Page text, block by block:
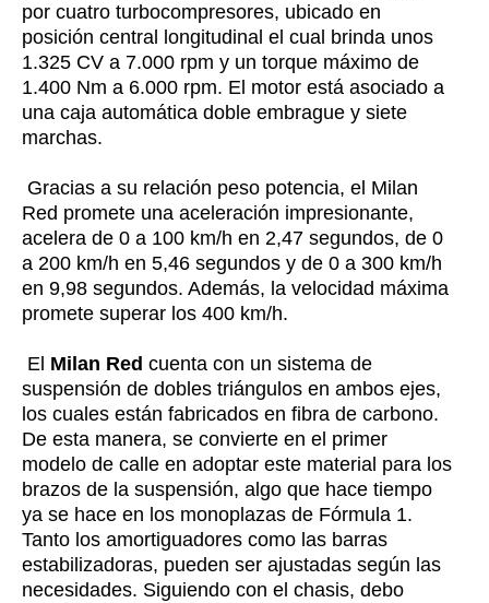
por cuatro turbocompresores, ubicado en
posición central longitudinal el cual brinda unos
1.325 CV a 7.000 rpm y un torque máximo de
1.400 Nm a 6.000 rpm. El motor está asociado a
una caja automática doble embrague y siete
marchas.
Gracias a su relación peso potencia, el Milan
Red promete una aceleración impresionante,
acelera de 0 a 100 km/h en 2,47 segundos, de 0
a 200 km/h en 5,46 segundos y de 0 a 300 km/h
en 9,98 segundos. Además, la velocidad máxima
promete superar los 400 km/h.
El Milan Red cuenta con un sistema de
suspensión de dobles triángulos en ambos ejes,
los cuales están fabricados en fibra de carbono.
De esta manera, se convierte en el primer
modelo de calle en adoptar este material para los
brazos de la suspensión, algo que hace tiempo
ya se hace en los monoplazas de Fórmula 1.
Tanto los amortiguadores como las barras
estabilizadoras, pueden ser ajustadas según las
necesidades. Siguiendo con el chasis, debo